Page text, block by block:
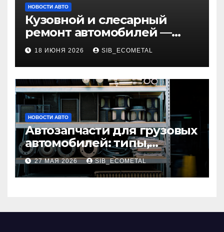
НОВОСТИ АВТО
Кузовной и слесарный
ремонт автомобилей —
наличие оригинальных
запчастей и типичные
сроки выполнения работ
18 ИЮНЯ 2026 SIB_ECOMETAL
НОВОСТИ АВТО
Автозапчасти для грузовых
автомобилей: типы,
совместимость и критерии
подбора
27 МАЯ 2026 SIB_ECOMETAL